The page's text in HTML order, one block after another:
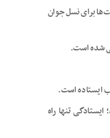
برای نسل جوان
شده است.
ایستاده است.
تنها راه